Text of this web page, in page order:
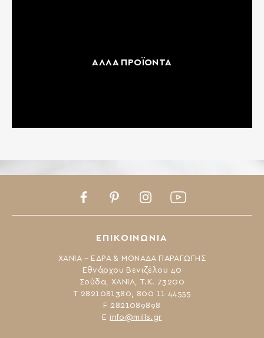
ΆΛΛΑ ΠΡΟΪΌΝΤΑ
ΕΠΙΚΟΙΝΩΝΙΑ
ΧΑΝΙΑ – ΕΔΡΑ & ΜΟΝΑΔΑ ΠΑΡΑΓΩΓΗΣ
Εθνάρχου Βενιζέλου 40
Σούδα, ΧΑΝΙΑ, Τ.Κ. 73200
Τ 2821081380, 800 11 44555
F 2821089898
Ε info@mills.gr
FacebookPinterestInstagramYoutube